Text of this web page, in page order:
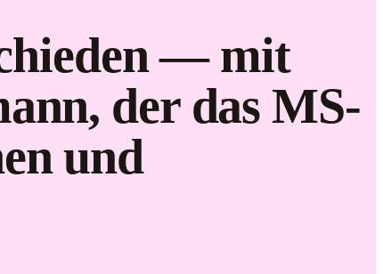
— mit
der das MS-
und